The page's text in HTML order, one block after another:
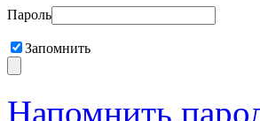
Пароль
Запомнить
Напомнить